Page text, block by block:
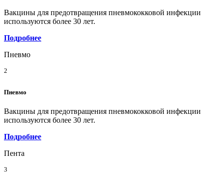
Вакцины для предотвращения пневмококковой инфекции
используются более 30 лет.
Подробнее
Пневмо
2
Пневмо
Вакцины для предотвращения пневмококковой инфекции
используются более 30 лет.
Подробнее
Пента
3